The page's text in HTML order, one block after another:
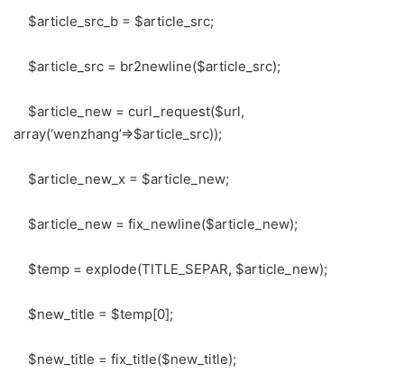
$article_src_b = $article_src;
$article_src = br2newline($article_src);
$article_new = curl_request($url,
array(‘wenzhang’=>$article_src));
$article_new_x = $article_new;
$article_new = fix_newline($article_new);
$temp = explode(TITLE_SEPAR, $article_new);
$new_title = $temp[0];
$new_title = fix_title($new_title);